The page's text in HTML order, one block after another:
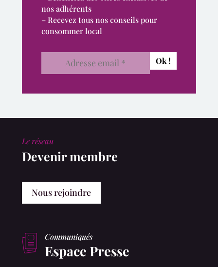
nos adhérents
– Recevez tous nos conseils pour
consommer local
Le réseau
Devenir membre
Nous rejoindre
Communiqués
Espace Presse